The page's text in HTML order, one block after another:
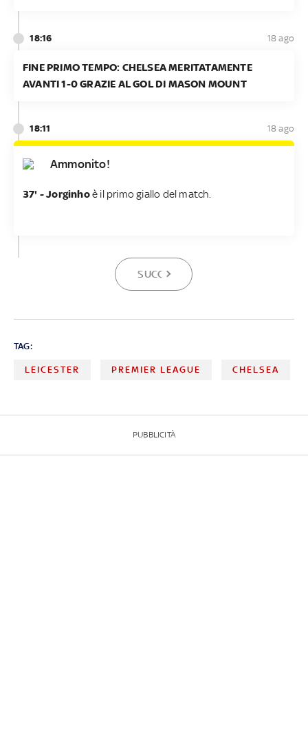
18:16 18 ago
FINE PRIMO TEMPO: CHELSEA MERITATAMENTE
AVANTI 1-0 GRAZIE AL GOL DI MASON MOUNT
18:11 18 ago
Ammonito!
37' - Jorginhoè il primo giallo del match.
SUCCESSIVA
TAG:
LEICESTER PREMIER LEAGUE CHELSEA
PUBBLICITÀ